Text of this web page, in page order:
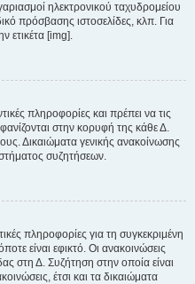
ηλεκτρονικού ταχυδρομείου
πρόσβασης ιστοσελίδες, κλπ. Για
ετικέτα [img].
πληροφορίες και πρέπει να τις
στην κορυφή της κάθε Δ.
Δικαιώματα γενικής ανακοίνωσης
συζητήσεων.
πληροφορίες για τη συγκεκριμένη
είναι εφικτό. Οι ανακοινώσεις
στη Δ. Συζήτηση στην οποία είναι
έτσι και τα δικαιώματα